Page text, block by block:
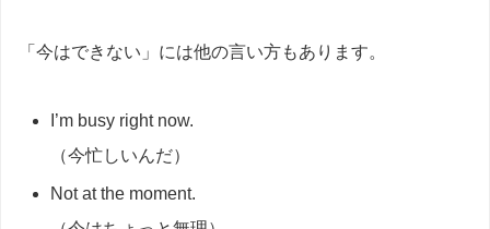
「今はできない」には他の言い方もあります。
I’m busy right now.
（今忙しいんだ）
Not at the moment.